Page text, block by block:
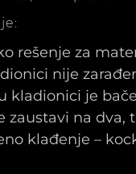
rešenje za
nije
kladionici je
zaustavi na dva,
klađenje –